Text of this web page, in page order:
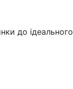
до ідеального